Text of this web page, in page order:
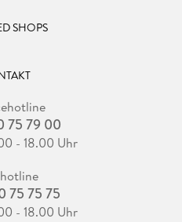
SHOPS
75 79 00
- 18.00 Uhr
75 75 75
- 18.00 Uhr